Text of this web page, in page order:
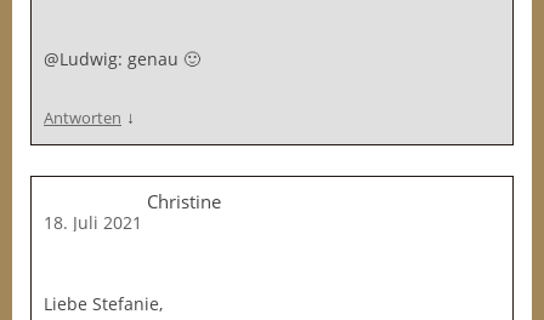
@Ludwig: genau 🙂
Antworten ↓
Christine
18. Juli 2021
Liebe Stefanie,